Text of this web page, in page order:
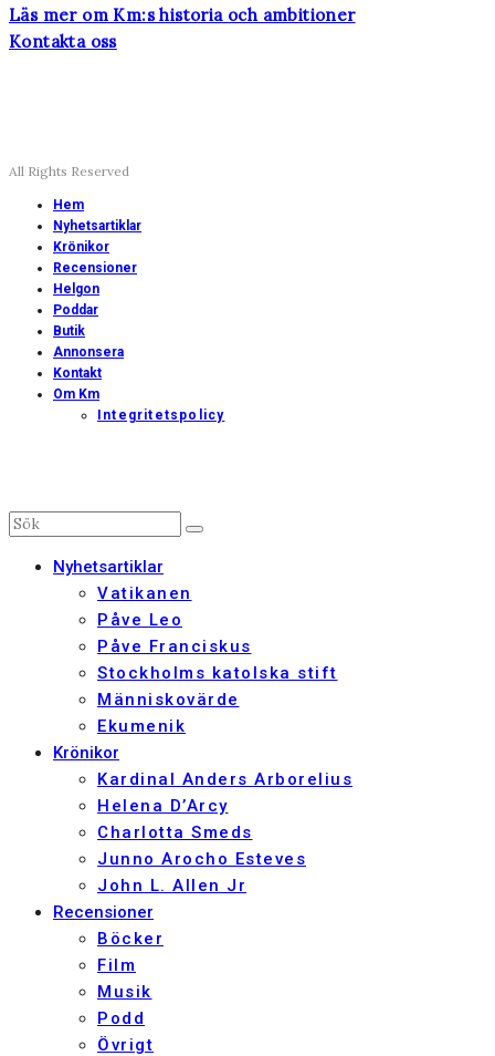
Läs mer om Km:s historia och ambitioner
Kontakta oss
All Rights Reserved
Hem
Nyhetsartiklar
Krönikor
Recensioner
Helgon
Poddar
Butik
Annonsera
Kontakt
Om Km
Integritetspolicy
Nyhetsartiklar
Vatikanen
Påve Leo
Påve Franciskus
Stockholms katolska stift
Människovärde
Ekumenik
Krönikor
Kardinal Anders Arborelius
Helena D’Arcy
Charlotta Smeds
Junno Arocho Esteves
John L. Allen Jr
Recensioner
Böcker
Film
Musik
Podd
Övrigt